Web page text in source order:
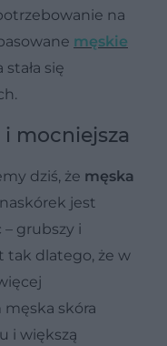
na
męskie
stała się
mocniejsza
dziś, że męska
jest
– grubszy i
tak dlatego, że w
męska skóra
i większą